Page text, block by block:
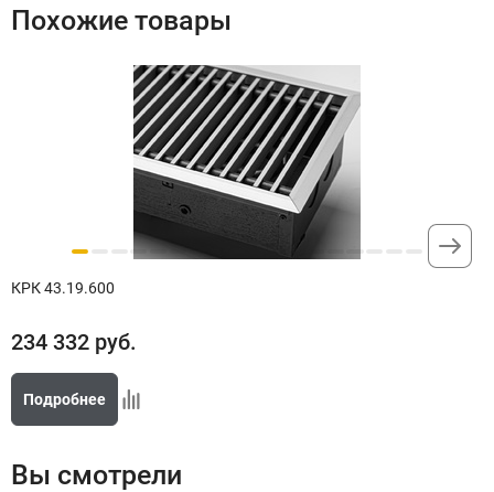
решетка рулонная - береза
Доступно под заказ
Подключение левый, Цвет
решетка рулонная - бук
63 325 руб
13
решетка рулонная - дуб
63 325 руб
Похожие товары
КРК 43.19.600
234 332 руб.
Подробнее
Вы смотрели